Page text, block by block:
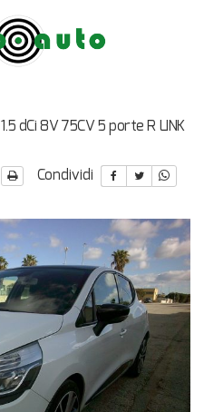
1.5 dCi 8V 75CV 5 porte R LINK
Condividi